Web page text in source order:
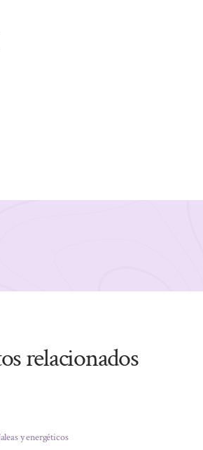
relacionados
y energéticos